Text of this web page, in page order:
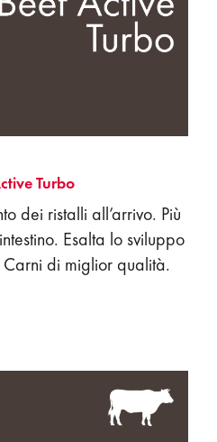
Turbo
dei ristalli all’arrivo. Più
Esalta lo sviluppo
Carni di miglior qualità.